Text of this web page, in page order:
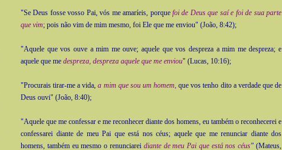
"Se Deus fosse vosso Pai, vós me amaríeis, porque foi de Deus que saí e foi de sua parte
que vim; pois não vim de mim mesmo, foi Ele que me enviou" (João, 8:42);
"Aquele que vos ouve a mim me ouve; aquele que vos despreza a mim me despreza; e
aquele que me despreza, despreza aquele que me enviou" (Lucas, 10:16);
"Procurais tirar-me a vida,a mim que sou um homem, que vos tenho dito a verdade que de
Deus ouvi" (João, 8:40);
"Aquele que me confessar e me reconhecer diante dos homens, eu também o reconhecerei e
confessarei diante de meu Pai que está nos céus; aquele que me renunciar diante dos
homens, também eu mesmo o renunciarei diante de meu Pai que está nos céus" (Mateus,